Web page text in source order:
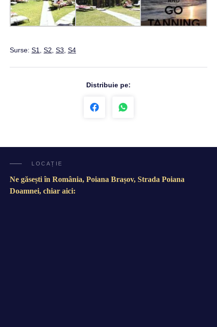
Surse: S1, S2, S3, S4
Distribuie pe:
LOCAȚIE
Ne găsești în România, Poiana Brașov, Strada Poiana
Doamnei, chiar aici: